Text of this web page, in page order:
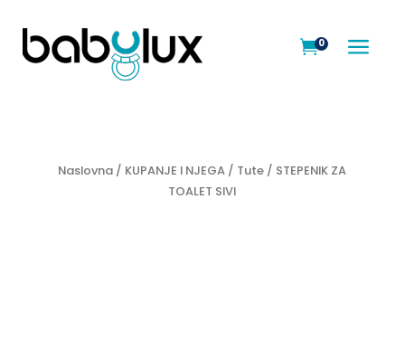
a
0
Naslovna / KUPANJE I NJEGA / Tute / STEPENIK ZA
TOALET SIVI